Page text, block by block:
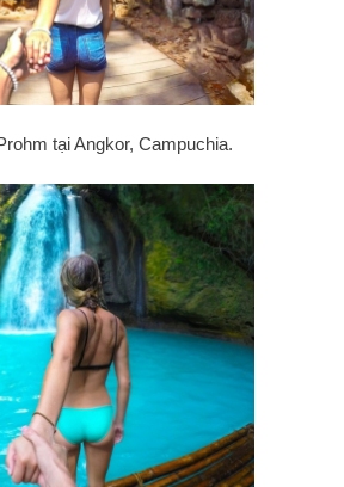
tại Angkor, Campuchia.